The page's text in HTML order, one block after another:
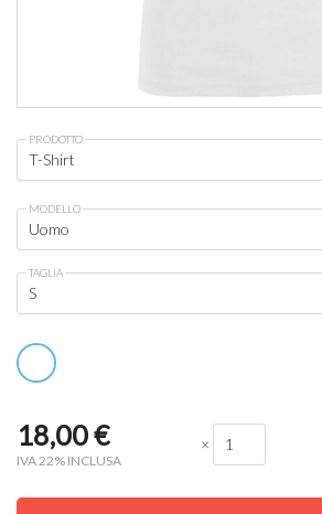
PRODOTTO
MODELLO
TAGLIA
18,00€
IVA 22% INCLUSA
×